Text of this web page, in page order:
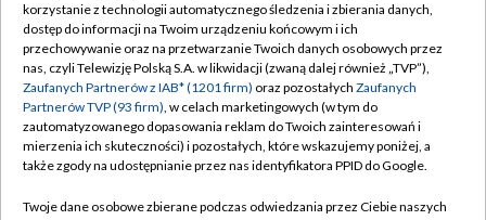
TVP
Abonament TVP
Emisja w TVP
Centrum informacji TVP
Naziemna Telewizja Cyfrowa
Regulamin TVP
Polityka prywatności
Moje zgody
Pomoc
korzystanie z technologii automatycznego śledzenia i zbierania danych,
dostęp do informacji na Twoim urządzeniu końcowym i ich
przechowywanie oraz na przetwarzanie Twoich danych osobowych przez
nas, czyli Telewizję Polską S.A. w likwidacji (zwaną dalej również „TVP”),
Zaufanych Partnerów z IAB* (1201 firm) oraz pozostałych Zaufanych
Partnerów TVP (93 firm), w celach marketingowych (w tym do
zautomatyzowanego dopasowania reklam do Twoich zainteresowań i
mierzenia ich skuteczności) i pozostałych, które wskazujemy poniżej, a
także zgody na udostępnianie przez nas identyfikatora PPID do Google.
Twoje dane osobowe zbierane podczas odwiedzania przez Ciebie naszych